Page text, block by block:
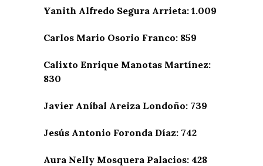
Yanith Alfredo Segura Arrieta: 1.009
Carlos Mario Osorio Franco: 859
Calixto Enrique Manotas Martínez:
830
Javier Aníbal Areiza Londoño: 739
Jesús Antonio Foronda Díaz: 742
Aura Nelly Mosquera Palacios: 428